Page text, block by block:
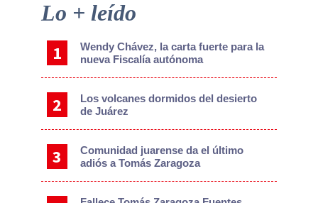
Primary
Lo + leído
Wendy Chávez, la carta fuerte para la
nueva Fiscalía autónoma
Los volcanes dormidos del desierto
de Juárez
Comunidad juarense da el último
adiós a Tomás Zaragoza